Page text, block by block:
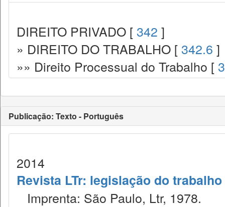
DIREITO PRIVADO [ 342 ]
» DIREITO DO TRABALHO [ 342.6 ]
»» Direito Processual do Trabalho [
Publicação: Texto - Português
2014
Revista LTr: legislação do trabalho
Imprenta: São Paulo, Ltr, 1978.